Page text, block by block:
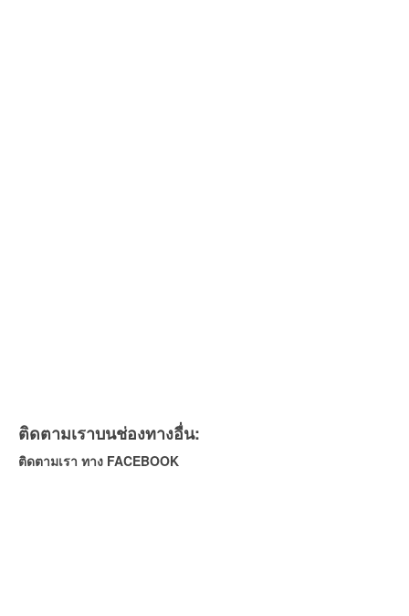
ติดตามเราบนช่องทางอื่น:
ติดตามเรา ทาง FACEBOOK